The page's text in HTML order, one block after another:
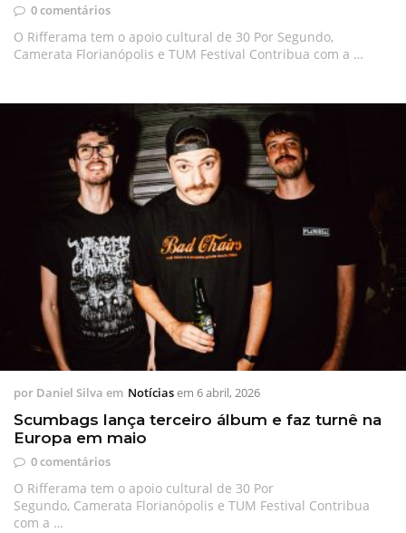
0 comentários
O Rifferama tem o apoio cultural de 30 Por Segundo,
Camerata Florianópolis e TUM Festival Contribua com a …
por Daniel Silva em Notíciasem 6 abril, 2026
Scumbags lança terceiro álbum e faz turnê na
Europa em maio
0 comentários
O Rifferama tem o apoio cultural de 30 Por
Segundo, Camerata Florianópolis e TUM Festival Contribua
com a …